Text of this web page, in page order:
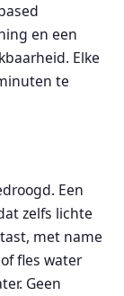
en een
Elke
te
Een
zelfs lichte
met name
fles water
Geen